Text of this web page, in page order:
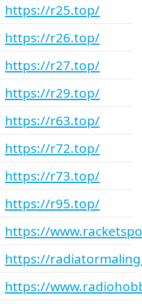
https://r25.top/
https://r26.top/
https://r27.top/
https://r29.top/
https://r63.top/
https://r72.top/
https://r73.top/
https://r95.top/
https://
https://
https://